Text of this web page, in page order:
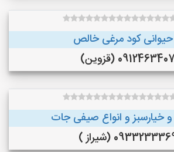
کود مرغی خالص
(قزوین)
خیارسبز و انواع صیفی جات
(شیراز )